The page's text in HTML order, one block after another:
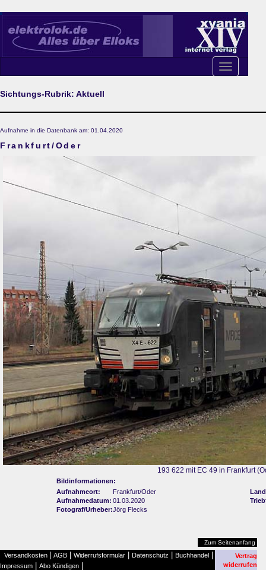
Toggle
navigation
Sichtungs-Rubrik: Aktuell
Aufnahme in die Datenbank am: 01.04.2020
Frankfurt/Oder
193 622 mit EC 49 in Frankfurt
Bildinformationen:
Aufnahmeort:
Frankfurt/Oder
Aufnahmedatum: 01.03.2020
Fotograf/Urheber:Jörg Flecks
Zum Seitenanfang
Versandkosten AGB Widerrufsformular Datenschutz Buchhandel
Impressum Abo Kündigen
Vertrag
widerrufen